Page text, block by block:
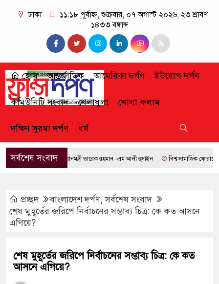
ঢাকা
১১:১৮ পূর্বাহ্ন, শুক্রবার, ০৭ অগাস্ট ২০২৬, ২৩ শ্রাবণ
১৪৩৩ বঙ্গাব্দ
হোম আন্তর্জাতিক আমেরিকা দর্পণ ইউরোপ দর্পণ
কমিউনিটি সংবাদ খেলাধুলা খোলা কলাম
দক্ষিণ সুরমা দর্পণ ধর্ম
সর্বশেষ সংবাদপ্রধানমন্ত্রী তারেক রহমান -এম আলী হুসাইন বিশ্ব সামাজিক ফোরামে যোগ
প্রচ্ছদ বাংলাদেশ দর্পণ,সর্বশেষ সংবাদ
শেষ মুহূর্তের জরিপে নির্বাচনের সম্ভাব্য চিত্র: কে কত আসনে
এগিয়ে?
শেষ মুহূর্তের জরিপে নির্বাচনের সম্ভাব্য চিত্র: কে কত
আসনে এগিয়ে?